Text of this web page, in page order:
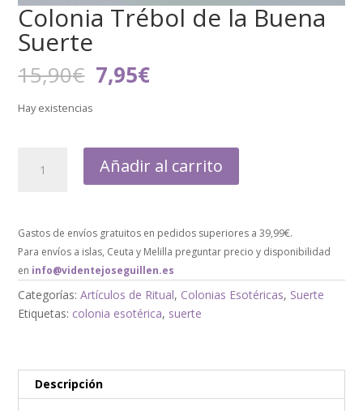
Colonia Trébol de la Buena
Suerte
15,90€ El
precio
15,90€.
7,95€El
7,95€.
Hay existencias
Añadir al carrito
Gastos de envíos gratuitos en pedidos superiores a 39,99€.
Para envíos a islas, Ceuta y Melilla preguntar precio y disponibilidad
en info@videntejoseguillen.es
Categorías:Artículos de Ritual, Colonias Esotéricas, Suerte
Etiquetas: colonia esotérica, suerte
Descripción